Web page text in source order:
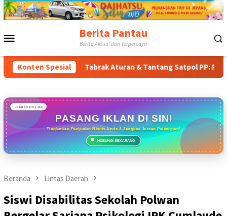
Loncat
ke
Berita Pantau
Berita Aktual dan Terpercaya
Konten Spesial
Tabrak Aturan & Tantang Satpol PP: Pembangunan
UKURAN 970 x 250
PASANG IKLAN DI SINI
Tingkatkan Penjualan Bisnis Anda & Jangkau Jutaan Pelanggan!
HUBUNGI SEKARANG
Beranda Lintas Daerah
Siswi Disabilitas Sekolah Polwan